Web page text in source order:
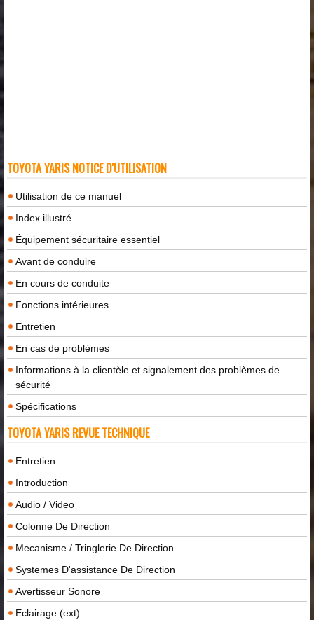
TOYOTA YARIS NOTICE D'UTILISATION
Utilisation de ce manuel
Index illustré
Équipement sécuritaire essentiel
Avant de conduire
En cours de conduite
Fonctions intérieures
Entretien
En cas de problèmes
Informations à la clientèle et signalement des problèmes de
sécurité
Spécifications
TOYOTA YARIS REVUE TECHNIQUE
Entretien
Introduction
Audio / Video
Colonne De Direction
Mecanisme / Tringlerie De Direction
Systemes D'assistance De Direction
Avertisseur Sonore
Eclairage (ext)